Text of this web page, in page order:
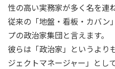
性の高い実務家が多く名を連
従来の「地盤・看板・カバン
プの政治家集団と言えます。
彼らは「政治家」というより
ジェクトマネージャー」とし